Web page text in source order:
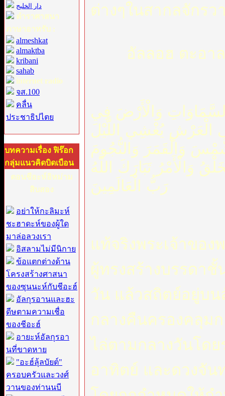
دار الخليج
ตำราศาสนา
ภาษาอาหรับ :
almeshkat
almaktba
kribani
sahab
internet radio
จส.100
คลื่น
ประชาธิปไตย
บทความเรื่อง ฟิร๊อก
กลุ่มแนวคิดบิดเบือน
ตอนชีอะห์อิหม่าม
สิบสอง
อย่าให้กะลิมะห์
ชะฮาดะห์ของผู้ใด
มาล่อลวงเรา
อิสลามไม่มีนิกาย
ข้อแตกต่างด้าน
โครงสร้างศาสนา
ของซุนนะห์กับชีอะฮ์
อัลกุรอานและฮะ
ดีษตามความเชื่อ
ของชีอะฮ์
อายะห์อัลกุรอา
นที่ขาดหาย
"อะฮ์ลุ้ลบัยต์"
ครอบครัวและวงศ์
วานของท่านนบี
ต่างๆในสากล
อัลลอฮ ตะอาล
وَالْأَرْضَ فِي
الْعَرْشِ يُغْشِي اللَّيْلَ
وَالْقَمَرَ وَالنُّجُومَ
وَالْأَمْرُ تَبَارَكَ اللَّهُ
رَبُّ الْعَالَمِينَ
แท้จริงพระเจ้าขอ
ผู้ทรงสร้างบรรดา
วัน แล้วสถิตย์อยู่บน
กลางคืนครองคลุม
ไล่ตามกลางวันโดย
อาทิตย์ และดวงจัน